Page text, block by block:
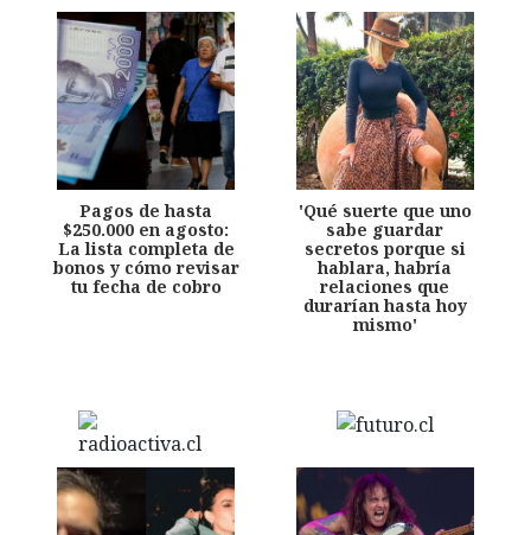
Pagos de hasta
$250.000 en agosto:
La lista completa de
bonos y cómo revisar
tu fecha de cobro
'Qué suerte que uno
sabe guardar
secretos porque si
hablara, habría
relaciones que
durarían hasta hoy
mismo'